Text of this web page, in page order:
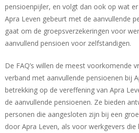
pensioenpijler, en volgt dan ook op wat
Apra Leven gebeurt met de aanvullende
gaat om de groepsverzekeringen voor
aanvullend pensioen voor zelfstandigen.
De FAQ’s willen de meest voorkomende
verband met aanvullende pensioenen bij
betrekking op de vereffening van Apra
de aanvullende pensioenen. Ze bieden
personen die aangesloten zijn bij een
door Apra Leven, als voor werkgevers die